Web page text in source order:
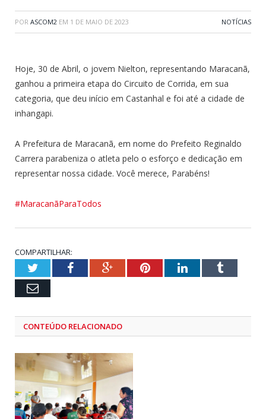
POR ASCOM2 EM 1 DE MAIO DE 2023 NOTÍCIAS
Hoje, 30 de Abril, o jovem Nielton, representando Maracanã,
ganhou a primeira etapa do Circuito de Corrida, em sua
categoria, que deu início em Castanhal e foi até a cidade de
inhangapi.
A Prefeitura de Maracanã, em nome do Prefeito Reginaldo
Carrera parabeniza o atleta pelo o esforço e dedicação em
representar nossa cidade. Você merece, Parabéns!
#MaracanãParaTodos
COMPARTILHAR:
TwitterFacebookGoogle+PinterestLinkedInTumblr
Email
CONTEÚDO RELACIONADO